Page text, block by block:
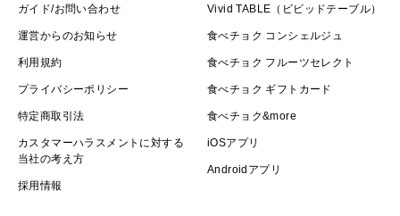
ガイド/お問い合わせ
運営からのお知らせ
利用規約
プライバシーポリシー
特定商取引法
カスタマーハラスメントに対する
当社の考え方
採用情報
Vivid TABLE（ビビッドテーブル）
食べチョク コンシェルジュ
食べチョク フルーツセレクト
食べチョク ギフトカード
食べチョク&more
iOSアプリ
Androidアプリ